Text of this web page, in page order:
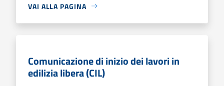
VAI ALLA PAGINA
Comunicazione di inizio dei lavori in
edilizia libera (CIL)